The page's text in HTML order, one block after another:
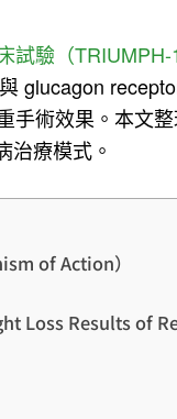
試驗（
glucagon
手術效果。本文
治療模式。
of Action）
Loss Results of